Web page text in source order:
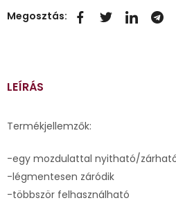
Megosztás:
LEÍRÁS
Termékjellemzők:
-egy mozdulattal nyitható/
-légmentesen záródik
-többször felhasználható